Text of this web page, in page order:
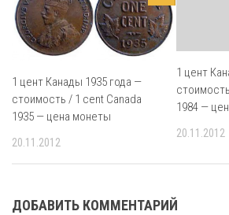
1 цент Канады 1935 года —
стоимость / 1 cent Canada
1935 — цена монеты
20.11.2012
1 цент
1984 —
20.11.2012
ДОБАВИТЬ КОММЕНТАРИЙ